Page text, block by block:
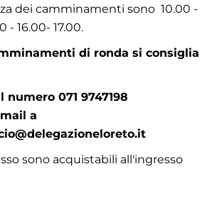
dei camminamenti sono 10.00 -
- 16.00- 17.00.
di ronda si consiglia
071 9747198
a
sono acquistabili all'ingresso